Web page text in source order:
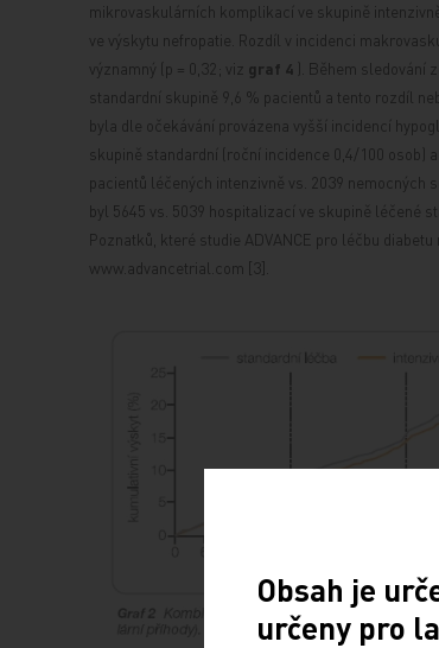
mikrovaskulárních komplikací ve skupině
ve výskytu nefropatie. Rozdíl v incidenci
významný (p = 0,32; viz graf 4 ). Během sledování
standardní skupině 9,6 % pacientů a tento rozdíl
byla dle očekávání provázena vyšší incidencí
skupině standardní (roční incidence 0,4/100
pacientů léčených intenzivně vs. 2039 nemocných
byl 5645 vs. 5039 hospitalizací ve skupině léčené
Poznatků, které studie ADVANCE pro léčbu
www.advancetrial.com [3].
Obsah je
určeny pro